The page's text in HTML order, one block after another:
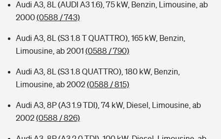
Audi A3, 8L (AUDI A3 1.6), 75 kW, Benzin, Limousine, ab
2000(0588 / 743)
Audi A3, 8L (S3 1.8 T QUATTRO), 165 kW, Benzin,
Limousine, ab 2001 (0588 / 790)
Audi A3, 8L (S3 1.8 QUATTRO), 180 kW, Benzin,
Limousine, ab 2002(0588 / 815)
Audi A3, 8P (A3 1.9 TDI), 74 kW, Diesel, Limousine, ab
2002(0588 / 826)